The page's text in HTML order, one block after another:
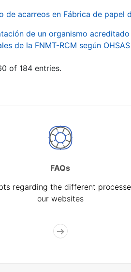
de acarreos en Fábrica de papel
de un organismo
de la FNMT-RCM según OHSAS
of 184 entries.
FAQs
regarding the different
our websites